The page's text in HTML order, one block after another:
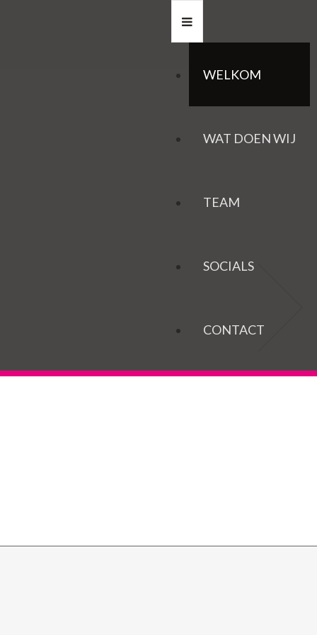
WELKOM
WAT DOEN WIJ
TEAM
SOCIALS
CONTACT